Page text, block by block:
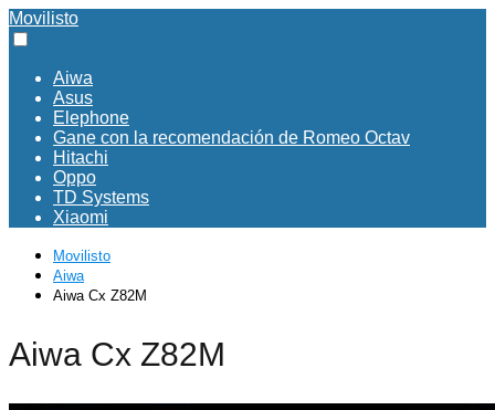
Movilisto
Aiwa
Asus
Elephone
Gane con la recomendación de Romeo Octav
Hitachi
Oppo
TD Systems
Xiaomi
Movilisto
Aiwa
Aiwa Cx Z82M
Aiwa Cx Z82M